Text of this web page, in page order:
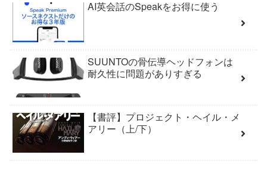
AI英会話のSpeakをお得に使う
SUUNTOの骨伝導ヘッドフォンは
耐久性に問題がありすぎる
【書評】プロジェクト・ヘイル・メ
アリー（上/下）